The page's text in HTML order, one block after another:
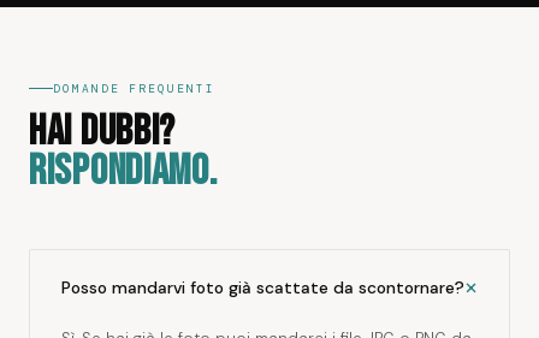
DOMANDE FREQUENTI
HAI DUBBI?
RISPONDIAMO.
Posso mandarvi foto già scattate da scontornare?+